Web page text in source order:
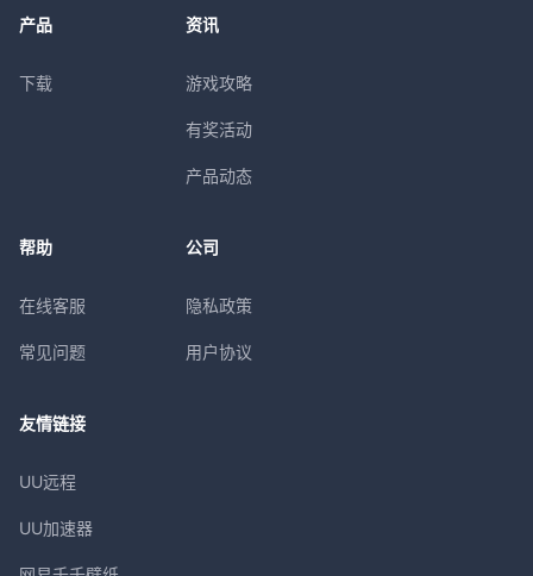
产品
下载
资讯
游戏攻略
有奖活动
产品动态
帮助
在线客服
常见问题
公司
隐私政策
用户协议
友情链接
UU远程
UU加速器